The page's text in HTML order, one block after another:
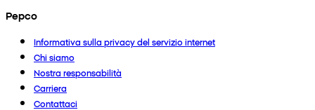
Pepco
Informativa sulla privacy del servizio internet
Chi siamo
Nostra responsabilità
Carriera
Contattaci